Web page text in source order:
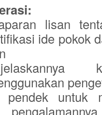
lisan
ide pokok
untuk